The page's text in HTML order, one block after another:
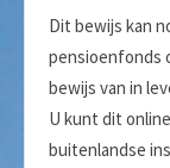
Dit bewijs kan
pensioenfonds
bewijs van in
U kunt dit
buitenlandse